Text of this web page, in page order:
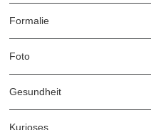
Formalie
Foto
Gesundheit
Kurioses